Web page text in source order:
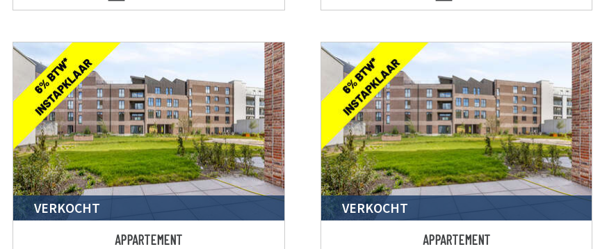
VERKOCHT
APPARTEMENT
VERKOCHT
APPARTEMENT